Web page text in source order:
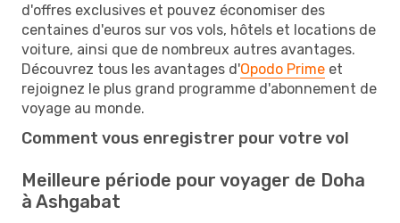
d'offres exclusives et pouvez économiser des
centaines d'euros sur vos vols, hôtels et locations de
voiture, ainsi que de nombreux autres avantages.
Découvrez tous les avantages d'Opodo Prime et
rejoignez le plus grand programme d'abonnement de
voyage au monde.
Comment vous enregistrer pour votre vol
Meilleure période pour voyager de Doha
à Ashgabat